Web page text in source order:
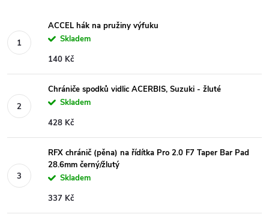
ACCEL hák na pružiny výfuku
Skladem
140 Kč
Chrániče spodků vidlic ACERBIS, Suzuki - žluté
Skladem
428 Kč
RFX chránič (pěna) na řídítka Pro 2.0 F7 Taper Bar Pad
28.6mm černý/žlutý
Skladem
337 Kč